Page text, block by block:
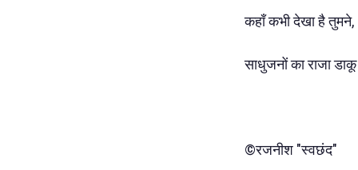
कहाँ कभी देखा है तुमने,
साधुजनों का राजा
©रजनीश "स्वछंद"